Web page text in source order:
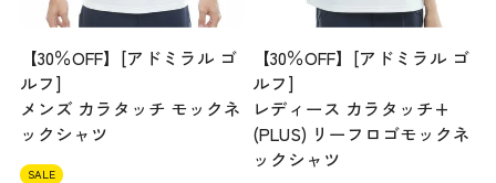
【30％OFF】[アドミラル ゴ
ルフ]
メンズ カラタッチ モックネ
ックシャツ
SALE
【30％OFF】[アドミラル ゴ
ルフ]
レディース カラタッチ+
(PLUS) リーフロゴモックネ
ックシャツ